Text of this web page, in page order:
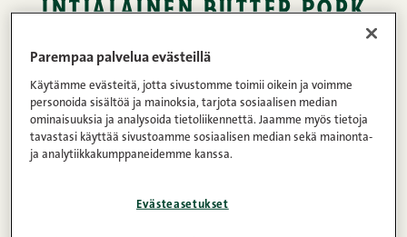
1 2 3 4 5 (8)
1h 5 Helppo
Ainekset
Parempaa palvelua evästeillä
Käytämme evästeitä, jotta sivustomme toimii oikein ja voimme
personoida sisältöä ja mainoksia, tarjota sosiaalisen median
ominaisuuksia ja analysoida tietoliikennettä. Jaamme myös tietoja
tavastasi käyttää sivustoamme sosiaalisen median sekä mainonta-
ja analytiikkakumppaneidemme kanssa.
Evästeasetukset